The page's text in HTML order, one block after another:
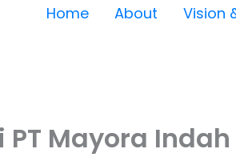
Home About Vision
Mayora